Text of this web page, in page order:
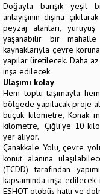
Doğayla barışık yeşil
anlayışının dışına
peyzaj alanları,
yaşanabilir bir
kaynaklarıyla çevre
yapılar üretilecek. Daha
inşa edilecek.
Ulaşımı kolay
Hem toplu taşımayla
bölgede yapılacak proje
buçuk kilometre, Konak
kilometre, Çiğli’ye 10
yer alıyor.
Çanakkale Yolu, çevre
konut alanına
(TCDD) tarafından
kapsamında inşa
ESHOT otobüs hattı ve